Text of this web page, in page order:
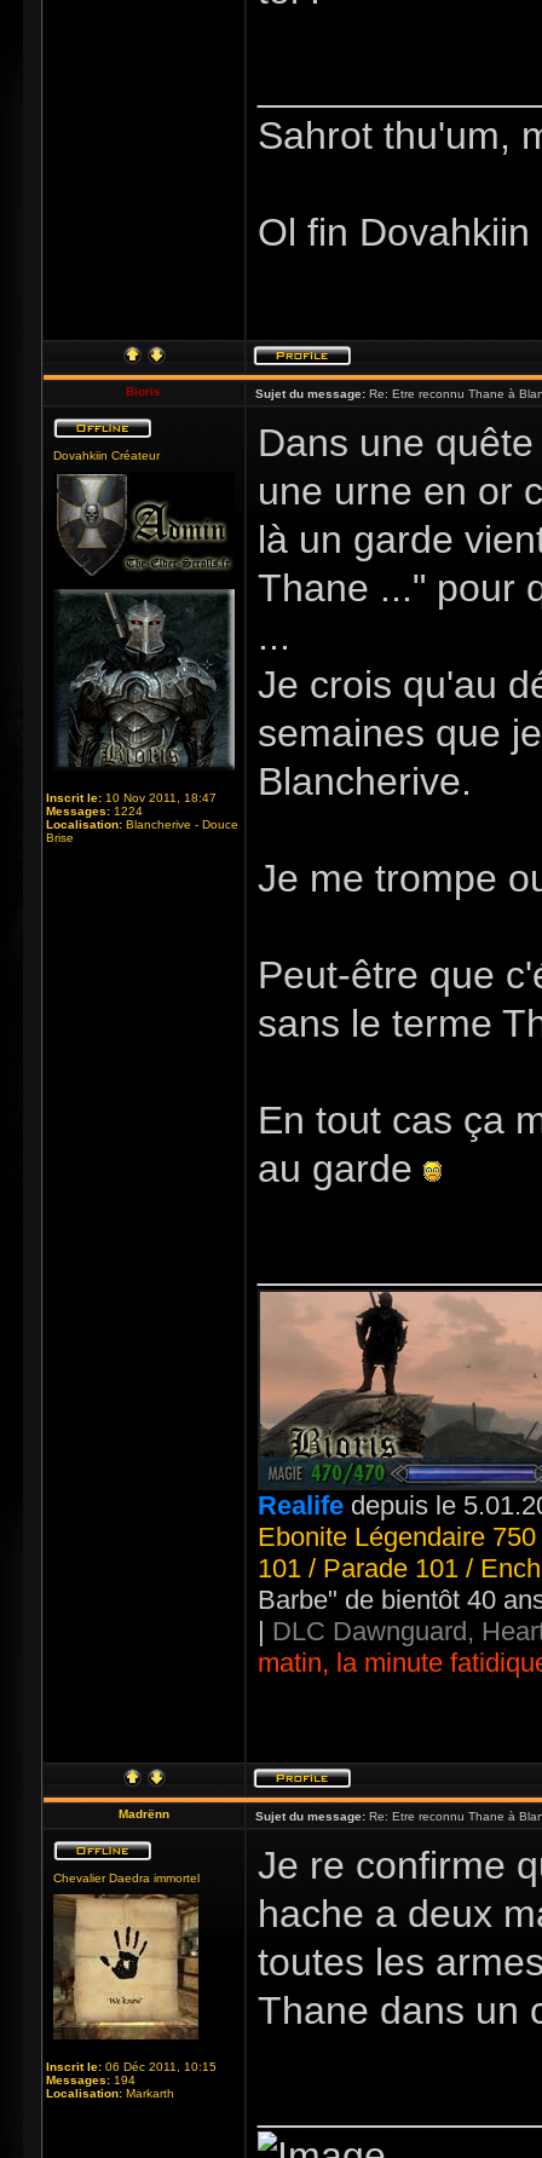
Sahrot thu'um,
Ol fin
Bioris Sujet du message: Re: Etre reconnu Thane à
Dovahkiin Créateur
Inscrit le: 10 Nov 2011, 18:47
Messages: 1224
Localisation: Blancherive - Douce
Brise
Dans une
une urne en or
là un garde
Thane ..." pour
...
Je crois qu'au
semaines que
Blancherive.
Je me trompe
Peut-être que
sans le terme
En tout cas ça
au garde
Realife depuis le
Ebonite Légendaire
101 / Parade 101 /
Barbe" de bientôt 40
| DLC Dawnguard,
matin, la minute
Madrënn Sujet du message: Re: Etre reconnu Thane à
Chevalier Daedra immortel
Inscrit le: 06 Déc 2011, 10:15
Messages: 194
Localisation: Markarth
Je re confirme
hache a deux
toutes les
Thane dans un